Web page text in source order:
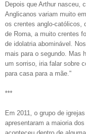
Depois que Arthur nasceu,
Anglicanos variam muito
os crentes anglo-católicos,
de Roma, a muito crentes
de idolatria abominável.
mais para o segundo. Mas
um sorriso, iria falar sobre
para casa para a mãe."
***
Em 2011, o grupo de
apresentaram a maioria